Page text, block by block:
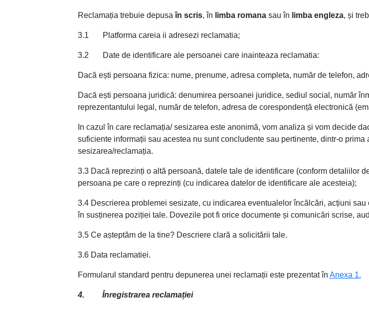
Reclamația trebuie depusaîn scris, în limba romanasau în limba engleza, și
3.1 Platforma careia ii adresezi reclamatia;
3.2 Date de identificare ale persoanei care inainteaza reclamatia:
Dacă ești persoana fizica: nume, prenume, adresa completa, număr de telefon,
Dacă ești persoana juridică: denumirea persoanei juridice, sediul social, număr
reprezentantului legal, număr de telefon, adresa de corespondență electronică
In cazul în care reclamația/ sesizarea este anonimă, vom analiza și vom decide
suficiente informații sau acestea nu sunt concludente sau pertinente, dintr-o
sesizarea/reclamația.
3.3 Dacă reprezinți o altă persoană, datele tale de identificare (conform detaliilor
persoana pe care o reprezinți (cu indicarea datelor de identificare ale acesteia);
3.4 Descrierea problemei sesizate, cu indicarea eventualelor încălcări, acțiuni
în susținerea poziției tale. Dovezile pot fi orice documente și comunicări scrise,
3.5 Ce așteptăm de la tine? Descriere clară a solicitării tale.
3.6 Data reclamatiei.
Formularul standard pentru depunerea unei reclamații este prezentat în Anexa 1.
4. Înregistrarea reclamației